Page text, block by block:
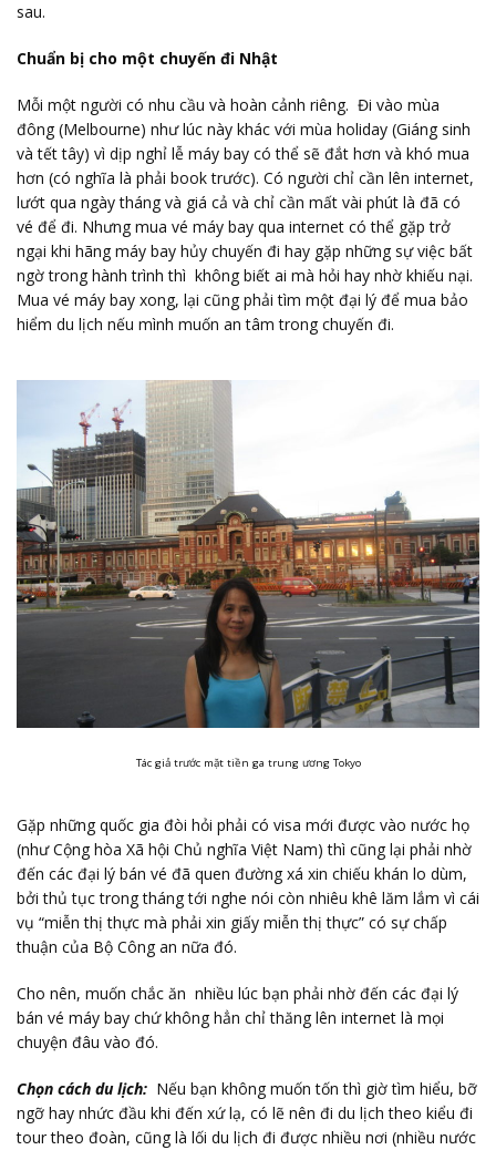
sau.
Chuẩn bị cho một chuyến đi Nhật
Mỗi một người có nhu cầu và hoàn cảnh riêng. Đi vào mùa
đông (Melbourne) như lúc này khác với mùa holiday (Giáng sinh
và tết tây) vì dịp nghỉ lễ máy bay có thể sẽ đắt hơn và khó mua
hơn (có nghĩa là phải book trước). Có người chỉ cần lên internet,
lướt qua ngày tháng và giá cả và chỉ cần mất vài phút là đã có
vé để đi. Nhưng mua vé máy bay qua internet có thể gặp trở
ngại khi hãng máy bay hủy chuyến đi hay gặp những sự việc bất
ngờ trong hành trình thì không biết ai mà hỏi hay nhờ khiếu nại.
Mua vé máy bay xong, lại cũng phải tìm một đại lý để mua bảo
hiểm du lịch nếu mình muốn an tâm trong chuyến đi.
Tác giả trước mặt tiền ga trung ương Tokyo
Gặp những quốc gia đòi hỏi phải có visa mới được vào nước họ
(như Cộng hòa Xã hội Chủ nghĩa Việt Nam) thì cũng lại phải nhờ
đến các đại lý bán vé đã quen đường xá xin chiếu khán lo dùm,
bởi thủ tục trong tháng tới nghe nói còn nhiêu khê lăm lắm vì cái
vụ “miễn thị thực mà phải xin giấy miễn thị thực” có sự chấp
thuận của Bộ Công an nữa đó.
Cho nên, muốn chắc ăn nhiều lúc bạn phải nhờ đến các đại lý
bán vé máy bay chứ không hẳn chỉ thăng lên internet là mọi
chuyện đâu vào đó.
Chọn cách du lịch: Nếu bạn không muốn tốn thì giờ tìm hiểu, bỡ
ngỡ hay nhức đầu khi đến xứ lạ, có lẽ nên đi du lịch theo kiểu đi
tour theo đoàn, cũng là lối du lịch đi được nhiều nơi (nhiều nước